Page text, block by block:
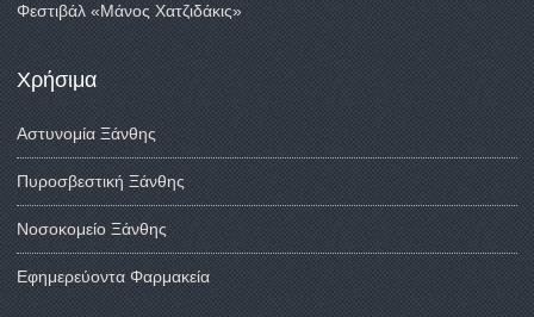
Φεστιβάλ «Μάνος Χατζιδάκις»
Χρήσιμα
Αστυνομία Ξάνθης
Πυροσβεστική Ξάνθης
Νοσοκομείο Ξάνθης
Εφημερεύοντα Φαρμακεία